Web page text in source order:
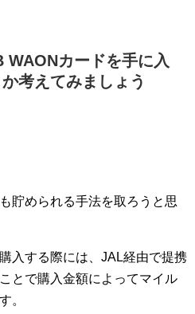
WAONカードを手に入
考えてみましょう
貯められる手法を取ろうと思
入する際には、JAL経由で提携
とで購入金額によってマイル
。